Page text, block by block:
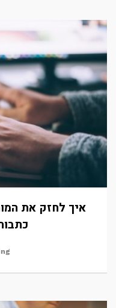
איך לחזק את